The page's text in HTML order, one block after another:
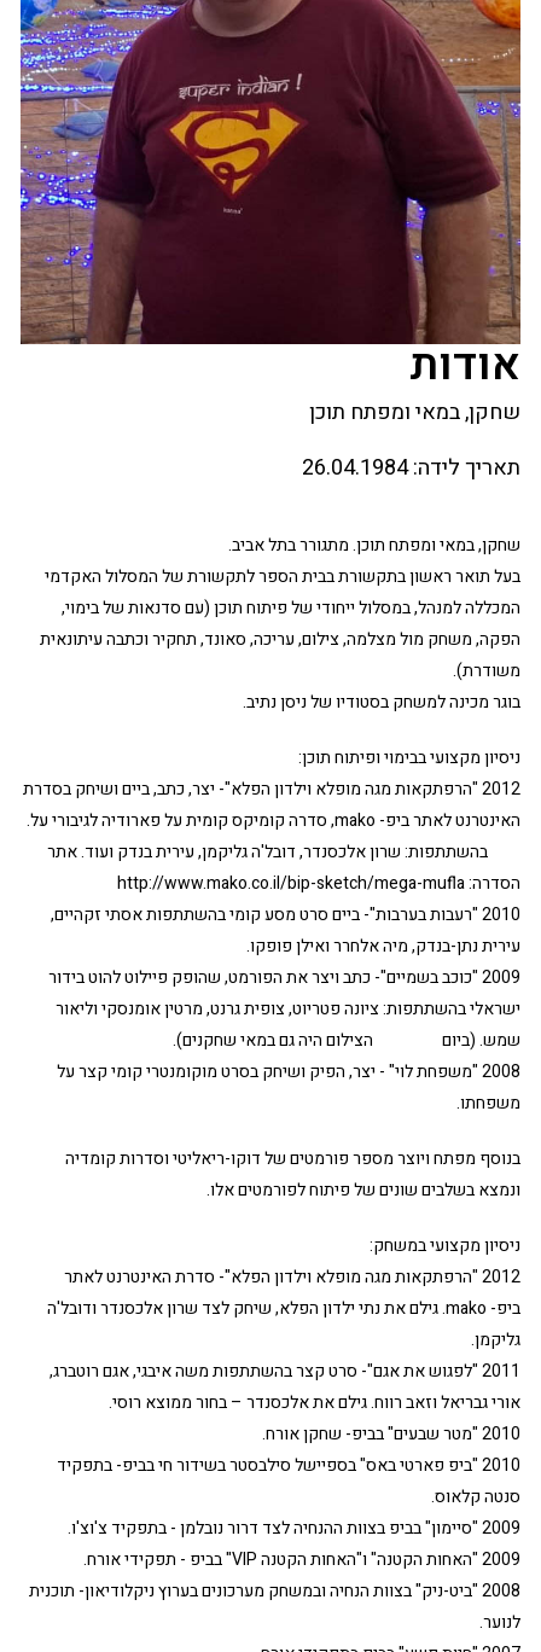
אודות
שחקן, במאי ומפתח תוכן
תאריך לידה:26.04.1984
שחקן, במאי ומפתח תוכן. מתגורר בתל אביב.
בעל תואר ראשון בתקשורת בבית הספר לתקשורת של המסלול האקדמי
המכללה למנהל, במסלול ייחודי של פיתוח תוכן (עם סדנאות של בימוי,
הפקה, משחק מול מצלמה, צילום, עריכה, סאונד, תחקיר וכתבה עיתונאית
משודרת).
בוגר מכינה למשחק בסטודיו של ניסן נתיב.
ניסיון מקצועי בבימוי ופיתוח תוכן:
2012 "הרפתקאות מגה מופלא וילדון הפלא"- יצר, כתב, ביים ושיחק בסדרת
האינטרנט לאתר ביפ- mako, סדרה קומיקס קומית על פארודיה לגיבורי על.
בהשתתפות: שרון אלכסנדר, דובל'ה גליקמן, עירית בנדק ועוד.אתר
הסדרה: http://www.mako.co.il/bip-sketch/mega-mufla
2010 "רעבות בערבות"- ביים סרט מסע קומי בהשתתפות אסתי זקהיים,
עירית נתן-בנדק, מיה אלחרר ואילן פופקו.
2009 "כוכב בשמיים"- כתב ויצר את הפורמט, שהופק פיילוט להוט בידור
ישראלי בהשתתפות: ציונה פטריוט, צופית גרנט, מרטין אומנסקי וליאור
שמש. (ביום הצילום היה גם במאי שחקנים).
2008 "משפחת לוי" - יצר, הפיק ושיחק בסרט מוקומנטרי קומי קצר על
משפחתו.
בנוסף מפתח ויוצר מספר פורמטים של דוקו-ריאליטי וסדרות קומדיה
ונמצא בשלבים שונים של פיתוח לפורמטים אלו.
ניסיון מקצועי במשחק:
2012 "הרפתקאות מגה מופלא וילדון הפלא"- סדרת האינטרנט לאתר
ביפ- mako. גילם את נתי ילדון הפלא, שיחק לצד שרון אלכסנדר ודובל'ה
גליקמן.
2011 "לפגוש את אגם"- סרט קצר בהשתתפות משה איבגי, אגם רוטברג,
אורי גבריאל וזאב רווח. גילם את אלכסנדר – בחור ממוצא רוסי.
2010 "מטר שבעים" בביפ- שחקן אורח.
2010 "ביפ פארטי באס" בספיישל סילבסטר בשידור חי בביפ- בתפקיד
סנטה קלאוס.
2009 "סיימון" בביפ בצוות ההנחיה לצד דרור נובלמן - בתפקיד צ'וצ'ו.
2009 "האחות הקטנה" ו"האחות הקטנה VIP" בביפ - תפקידי אורח.
2008 "ביט-ניק" בצוות הנחיה ובמשחק מערכונים בערוץ ניקלודיאון- תוכנית
לנוער.